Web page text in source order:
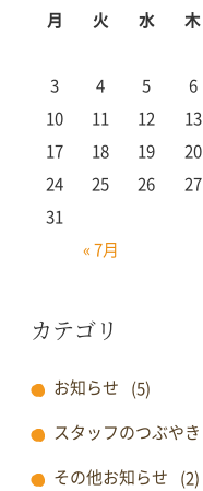
月 火 水 木
« 7月
3
4 5 6
10
11 12 13
17
18 19 20
24
25 26 27
31
カテゴリ
お知らせ (5)
スタッフのつぶやき
その他お知らせ (2)